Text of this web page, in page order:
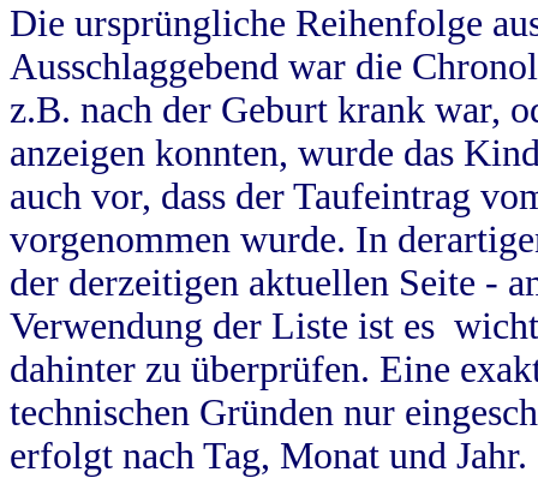
Die ursprüngliche Reihenfolge
Ausschlaggebend war die
z.B. nach der Geburt krank war,
anzeigen konnten, wurde das
auch vor, dass der Taufeintrag
vorgenommen wurde. In
der derzeitigen aktuellen Seite -
Verwendung der Liste ist es
dahinter zu überprüfen. Eine
technischen Gründen nur
erfolgt nach Tag, Monat und Jahr.